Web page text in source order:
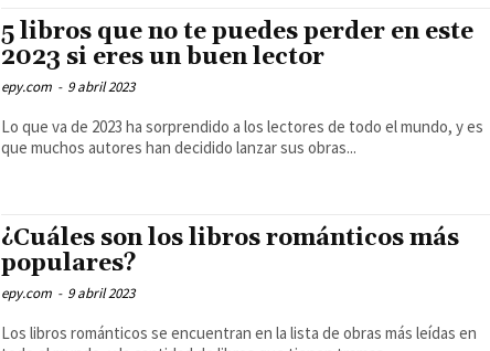
5 libros que no te puedes perder en este
2023 si eres un buen lector
epy.com - 9 abril 2023
Lo que va de 2023 ha sorprendido a los lectores de todo el mundo, y es
que muchos autores han decidido lanzar sus obras...
¿Cuáles son los libros románticos más
populares?
epy.com - 9 abril 2023
Los libros románticos se encuentran en la lista de obras más leídas en